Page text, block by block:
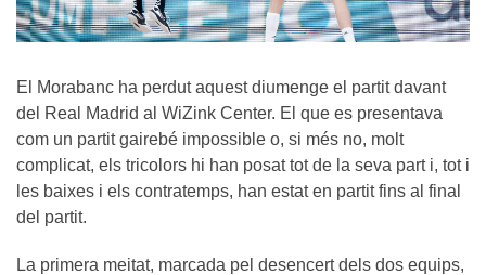
El Morabanc ha perdut aquest diumenge el partit davant
del Real Madrid al WiZink Center. El que es presentava
com un partit gairebé impossible o, si més no, molt
complicat, els tricolors hi han posat tot de la seva part i, tot i
les baixes i els contratemps, han estat en partit fins al final
del partit.
La primera meitat, marcada pel desencert dels dos equips,